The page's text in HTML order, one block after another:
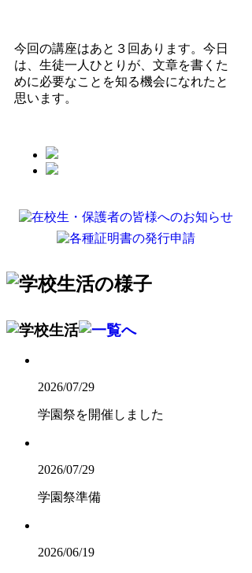
今回の講座はあと３回あります。今日
は、生徒一人ひとりが、文章を書くた
めに必要なことを知る機会になれたと
思います。
2026/07/29
学園祭を開催しました
2026/07/29
学園祭準備
2026/06/19